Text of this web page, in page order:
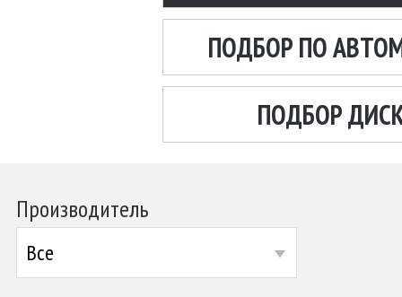
ПОДБОР ПО
ПОДБОР
Производитель
Все